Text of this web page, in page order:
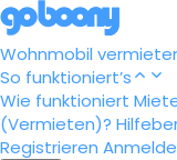
Wohnmobil
So funktioniert’s
Wie funktioniert
(Vermieten)?
Registrieren